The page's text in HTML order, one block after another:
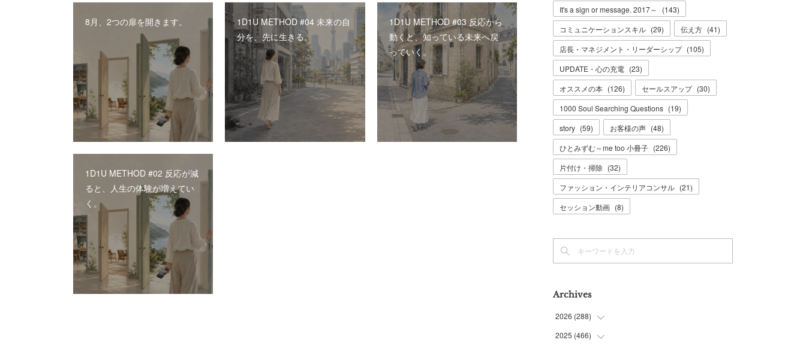
8月、2つの扉を開きます。
1D1U METHOD #04 未来の自
分を、先に生きる。
1D1U METHOD #03 反応から
動くと、知っている未来へ戻
っていく。
1D1U METHOD #02 反応が減
ると、人生の体験が増えてい
く。
It's a sign or message. 2017～
(143)
コミュニケーションスキル (29) 伝え方 (41)
店長・マネジメント・リーダーシップ (105)
UPDATE・心の充電 (23)
オススメの本 (126) セールスアップ (30)
1000 Soul Searching Questions (19)
story (59) お客様の声 (48)
ひとみずむ～me too 小冊子 (226)
片付け・掃除 (32)
ファッション・インテリアコンサル (21)
セッション動画 (8)
Archives
2026 (288)
(9)
2025 (466)